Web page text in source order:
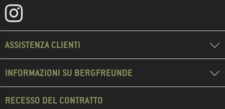
ASSISTENZA CLIENTI
INFORMAZIONI SU BERGFREUNDE
RECESSO DEL CONTRATTO